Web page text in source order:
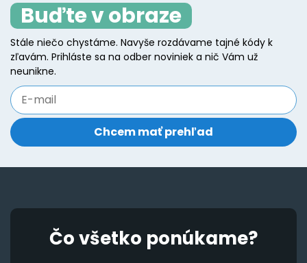
Buďte v obraze
Stále niečo chystáme. Navyše rozdávame tajné kódy k
zľavám. Prihláste sa na odber noviniek a nič Vám už
neunikne.
Čo všetko ponúkame?